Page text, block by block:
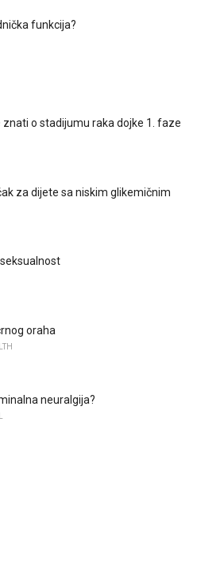
funkcija?
o stadijumu raka dojke 1. faze
za dijete sa niskim glikemičnim
oraha
neuralgija?